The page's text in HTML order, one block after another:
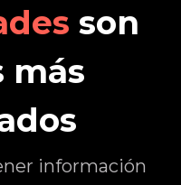
son
más
información